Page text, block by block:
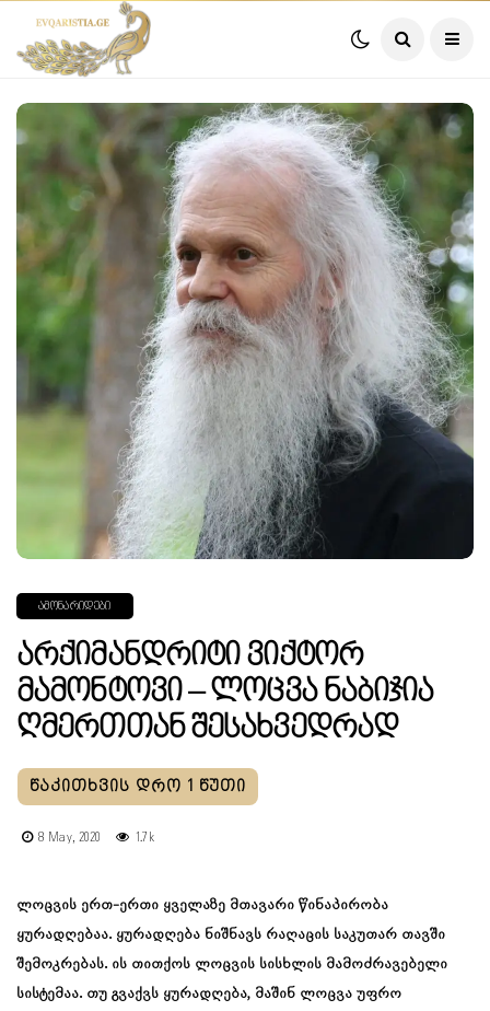
ᲐᲛᲝᲜᲐᲠᲘᲓᲔᲑᲘ
Არქიმანდრიტი Ვიქტორ
Მამონტოვი – Ლოცვა Ნაბიჯია
Ღმერთთან Შესახვედრად
8 May, 2020 1.7k
ლოცვის ერთ-ერთი ყველაზე მთავარი წინაპირობა
ყურადღებაა. ყურადღება ნიშნავს რაღაცის საკუთარ თავში
შემოკრებას. ის თითქოს ლოცვის სისხლის მამოძრავებელი
სისტემაა. თუ გვაქვს ყურადღება, მაშინ ლოცვა უფრო